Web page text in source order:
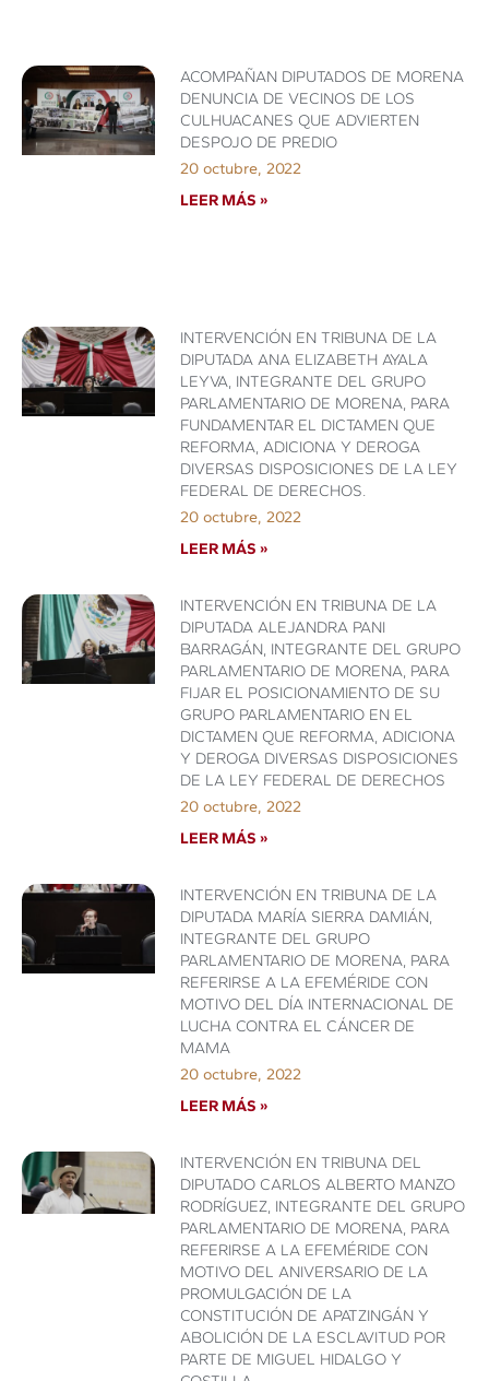
ACOMPAÑAN DIPUTADOS DE MORENA
DENUNCIA DE VECINOS DE LOS
CULHUACANES QUE ADVIERTEN
DESPOJO DE PREDIO
20 octubre, 2022
LEER MÁS »
INTERVENCIÓN EN TRIBUNA DE LA
DIPUTADA ANA ELIZABETH AYALA
LEYVA, INTEGRANTE DEL GRUPO
PARLAMENTARIO DE MORENA, PARA
FUNDAMENTAR EL DICTAMEN QUE
REFORMA, ADICIONA Y DEROGA
DIVERSAS DISPOSICIONES DE LA LEY
FEDERAL DE DERECHOS.
20 octubre, 2022
LEER MÁS »
INTERVENCIÓN EN TRIBUNA DE LA
DIPUTADA ALEJANDRA PANI
BARRAGÁN, INTEGRANTE DEL GRUPO
PARLAMENTARIO DE MORENA, PARA
FIJAR EL POSICIONAMIENTO DE SU
GRUPO PARLAMENTARIO EN EL
DICTAMEN QUE REFORMA, ADICIONA
Y DEROGA DIVERSAS DISPOSICIONES
DE LA LEY FEDERAL DE DERECHOS
20 octubre, 2022
LEER MÁS »
INTERVENCIÓN EN TRIBUNA DE LA
DIPUTADA MARÍA SIERRA DAMIÁN,
INTEGRANTE DEL GRUPO
PARLAMENTARIO DE MORENA, PARA
REFERIRSE A LA EFEMÉRIDE CON
MOTIVO DEL DÍA INTERNACIONAL DE
LUCHA CONTRA EL CÁNCER DE
MAMA
20 octubre, 2022
LEER MÁS »
INTERVENCIÓN EN TRIBUNA DEL
DIPUTADO CARLOS ALBERTO MANZO
RODRÍGUEZ, INTEGRANTE DEL GRUPO
PARLAMENTARIO DE MORENA, PARA
REFERIRSE A LA EFEMÉRIDE CON
MOTIVO DEL ANIVERSARIO DE LA
PROMULGACIÓN DE LA
CONSTITUCIÓN DE APATZINGÁN Y
ABOLICIÓN DE LA ESCLAVITUD POR
PARTE DE MIGUEL HIDALGO Y